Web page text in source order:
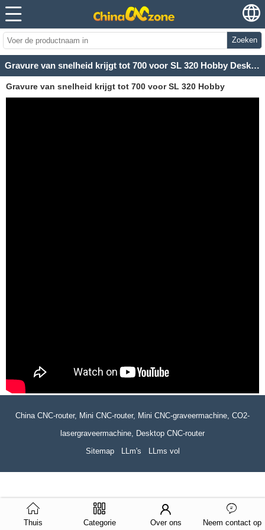
Zoeken
Gravure van snelheid krijgt tot 700 voor SL 320 Hobby Desktop Mini CO2 Laser etser Machine
Gravure van snelheid krijgt tot 700 voor SL 320 Hobby
China CNC-router, Mini CNC-router, Mini CNC-graveermachine, CO2-
lasergraveermachine, Desktop CNC-router
Sitemap
LLm's LLms vol
Thuis Categorie Over ons Neem contact op